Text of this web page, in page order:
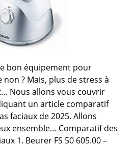
bon équipement pour
? Mais, plus de stress à
Nous allons vous couvrir
un article comparatif
faciaux de 2025. Allons
ensemble… Comparatif des
1. Beurer FS 50 605.00 –